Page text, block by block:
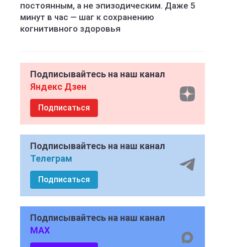
постоянным, а не эпизодическим. Даже 5
минут в час — шаг к сохранению
когнитивного здоровья
Подписывайтесь на наш канал
Яндекс Дзен
Подписаться
Подписывайтесь на наш канал
Телеграм
Подписаться
Подписывайтесь на наш канал
MAX